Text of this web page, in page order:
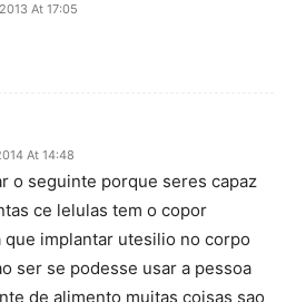
At 17:05
At 14:48
o seguinte porque seres capaz
ce lelulas tem o copor
que implantar utesilio no corpo
ser se podesse usar a pessoa
de alimento muitas coisas sao